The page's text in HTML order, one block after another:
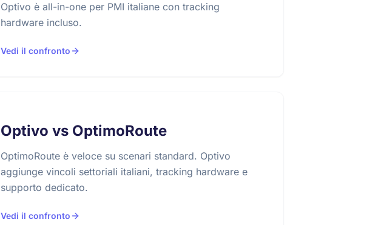
Optivo è all-in-one per PMI italiane con tracking
hardware incluso.
Vedi il confronto
Optivo vs OptimoRoute
OptimoRoute è veloce su scenari standard. Optivo
aggiunge vincoli settoriali italiani, tracking hardware e
supporto dedicato.
Vedi il confronto